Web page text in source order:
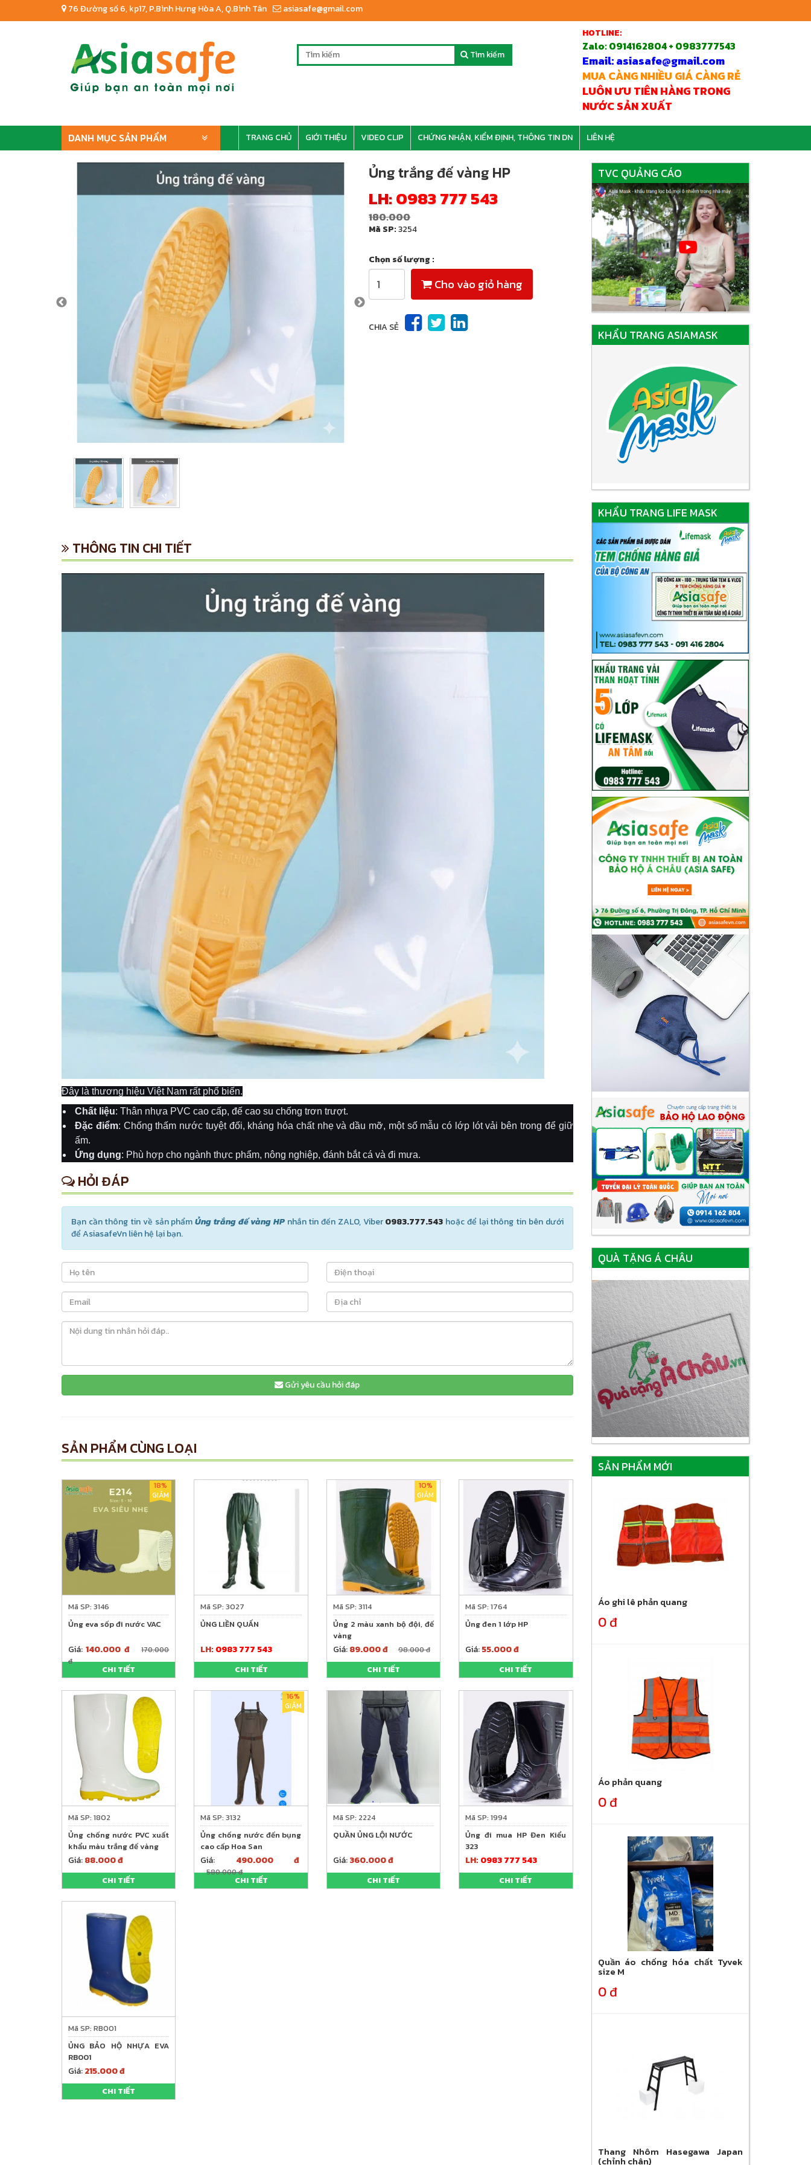
76 Đường số 6, kp17, P.Bình Hưng Hòa A, Q.Bình Tân asiasafe@gmail.com
Tìm kiếm
HOTLINE:
Zalo:0914162804 + 0983777543
Email: asiasafe@gmail.com
MUA CÀNG NHIỀU GIÁ CÀNG RẺ
LUÔN ƯU TIÊN HÀNG TRONG
NƯỚC SẢN XUẤT
DANH MỤC SẢN PHẨM TRANG CHỦ GIỚI THIỆU VIDEO CLIP CHỨNG NHẬN, KIỂM ĐỊNH, THÔNG TIN DN LIÊN HỆ
Ủng trắng đế vàng HP
LH:0983 777 543
180.000
Mã SP:3254
Chọn số lượng :
Cho vào giỏ hàng
CHIA SẺ
THÔNG TIN CHI TIẾT
Đây là thương hiệu Việt Nam rất phổ biến.
Chất liệu: Thân nhựa PVC cao cấp, đế cao su chống trơn trượt.
Đặc điểm: Chống thấm nước tuyệt đối, kháng hóa chất nhẹ và dầu mỡ, một số mẫu có lớp lót vải bên trong để giữ
ấm.
Ứng dụng: Phù hợp cho ngành thực phẩm, nông nghiệp, đánh bắt cá và đi mưa.
HỎI ĐÁP
Bạn cần thông tin về sản phẩmỦng trắng đế vàng HP nhắn tin đến ZALO, Viber0983.777.543 hoặc để lại thông tin bên dưới
để AsiasafeVn liên hệ lại bạn.
Gửi yêu cầu hỏi đáp
SẢN PHẨM CÙNG LOẠI
18%
GIẢM
Mã SP: 3146
Ủng eva sốp đi nước VAC
Giá:140.000 đ
170.000
đ
CHI TIẾT
Mã SP: 3027
ỦNG LIỀN QUẤN
LH: 0983 777 543
CHI TIẾT
10%
GIẢM
Mã SP: 3114
Ủng 2 màu xanh bộ đội, đế
vàng
Giá:89.000 đ 98.000 đ
CHI TIẾT
Mã SP: 1764
Ủng đen 1 lớp HP
Giá:55.000 đ
CHI TIẾT
Mã SP: 1802
Ủng chống nước PVC xuất
khẩu màu trắng đế vàng
Giá:88.000 đ
CHI TIẾT
16%
GIẢM
Mã SP: 3132
Ủng chống nước đến bụng
cao cấp Hoa San
Giá: 490.000 đ
580.000 đ
CHI TIẾT
Mã SP: 2224
QUẦN ỦNG LỘI NƯỚC
Giá:360.000 đ
CHI TIẾT
Mã SP: 1994
Ủng đi mua HP Đen Kiểu
323
LH: 0983 777 543
CHI TIẾT
Mã SP: RB001
ỦNG BẢO HỘ NHỰA EVA
RB001
Giá:215.000 đ
CHI TIẾT
TVC QUẢNG CÁO
KHẨU TRANG ASIAMASK
KHẨU TRANG LIFE MASK
QUÀ TẶNG Á CHÂU
SẢN PHẨM MỚI
Áo ghi lê phản quang
0 đ
Áo phản quang
0 đ
Quần áo chống hóa chất Tyvek
size M
0 đ
Thang Nhôm Hasegawa Japan
(chỉnh chân)